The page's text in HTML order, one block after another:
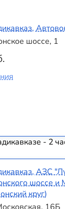
шоссе, 1
- 2
АЗС
шоссе и
круг)